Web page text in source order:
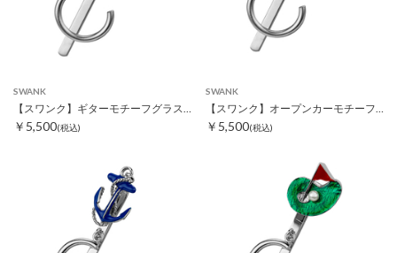
SWANK
【スワンク】ギターモチーフグラスホルダー
￥5,500(税込)
SWANK
【スワンク】オープンカーモチーフグラスホルダー
￥5,500(税込)